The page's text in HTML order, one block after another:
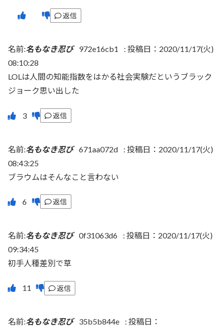
返信
名前:名もなき忍び 972e16cb1 : 投稿日：2020/11/17(火)
08:10:28
LOLは人間の知能指数をはかる社会実験だというブラック
ジョーク思い出した
返信
名前:名もなき忍び 671aa072d : 投稿日：2020/11/17(火)
08:43:25
ブラウムはそんなこと言わない
返信
名前:名もなき忍び 0f31063d6 : 投稿日：2020/11/17(火)
09:34:45
初手人種差別で草
返信
名前:名もなき忍び 35b5b844e : 投稿日：